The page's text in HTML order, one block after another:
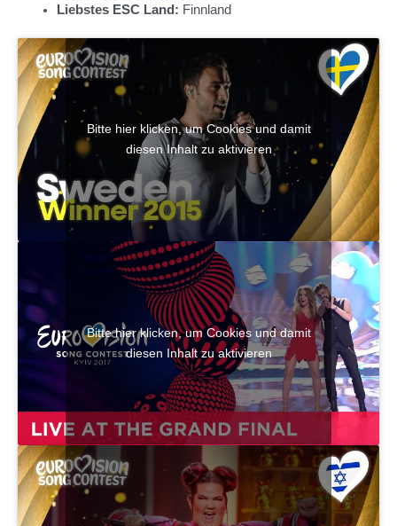
Liebstes ESC Land: Finnland
Bitte hier klicken, um Cookies und damit
diesen Inhalt zu aktivieren
Bitte hier klicken, um Cookies und damit
diesen Inhalt zu aktivieren